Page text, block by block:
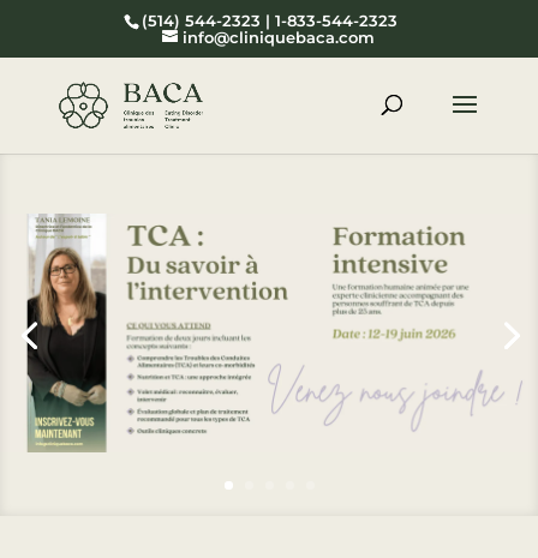
(514) 544-2323 | 1-833-544-2323
info@cliniquebaca.com